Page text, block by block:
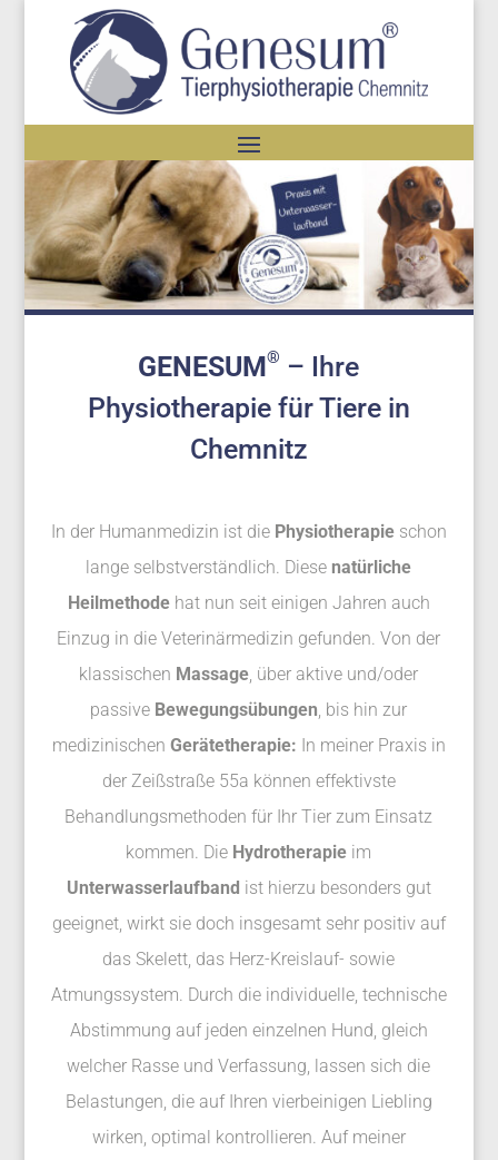
GENESUM® – Ihre
Physiotherapie für Tiere in
Chemnitz
In der Humanmedizin ist die Physiotherapieschon
lange selbstverständlich. Diese natürliche
Heilmethodehat nun seit einigen Jahren auch
Einzug in die Veterinärmedizin gefunden. Von der
klassischen Massage, über aktive und/oder
passive Bewegungsübungen, bis hin zur
medizinischen Gerätetherapie: In meiner Praxis in
der Zeißstraße 55a können effektivste
Behandlungsmethoden für Ihr Tier zum Einsatz
kommen. Die Hydrotherapie im
Unterwasserlaufband ist hierzu besonders gut
geeignet, wirkt sie doch insgesamt sehr positiv auf
das Skelett, das Herz-Kreislauf- sowie
Atmungssystem. Durch die individuelle, technische
Abstimmung auf jeden einzelnen Hund, gleich
welcher Rasse und Verfassung, lassen sich die
Belastungen, die auf Ihren vierbeinigen Liebling
wirken, optimal kontrollieren. Auf meiner